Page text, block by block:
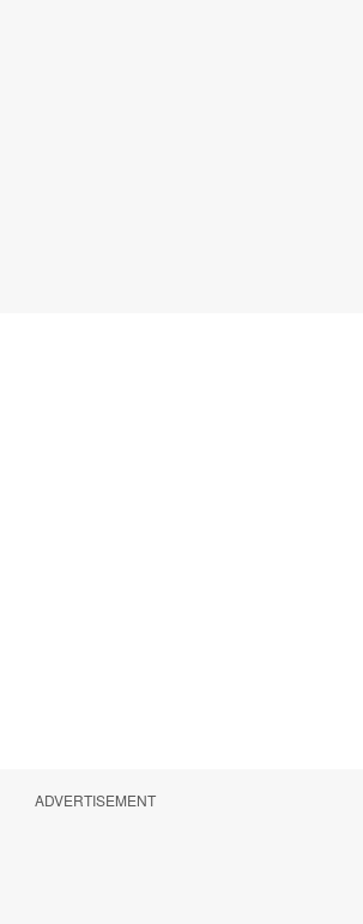
ADVERTISEMENT